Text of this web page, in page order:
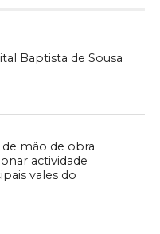
Baptista de Sousa
mão de obra
actividade
vales do